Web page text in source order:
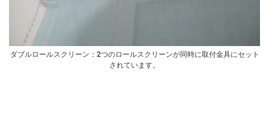
ダブルロールスクリーン：2つのロールスクリーンが同時に取付金具にセット
されています。